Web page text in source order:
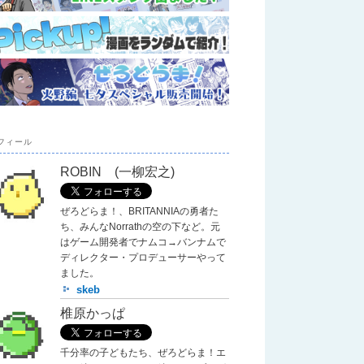
ィール
ROBIN (一柳宏之)
ぜろどらま！、BRITANNIAの勇者た
ち、みんなNorrathの空の下など。元
はゲーム開発者でナムコ→バンナムで
ディレクター・プロデューサーやって
ました。
skeb
椎原かっぱ
千分率の子どもたち、ぜろどらま！エ